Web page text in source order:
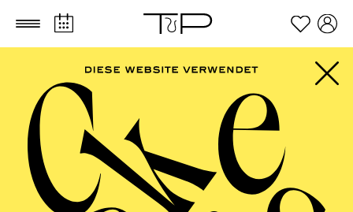
Zum Hauptinhalt springen Zum Footer springen
FILTER
SEPTEMBER 2026